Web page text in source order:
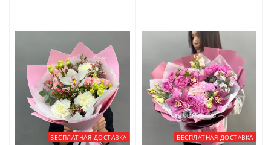
БЕСПЛАТНАЯ ДОСТАВКА БЕСПЛАТНАЯ ДОСТАВКА